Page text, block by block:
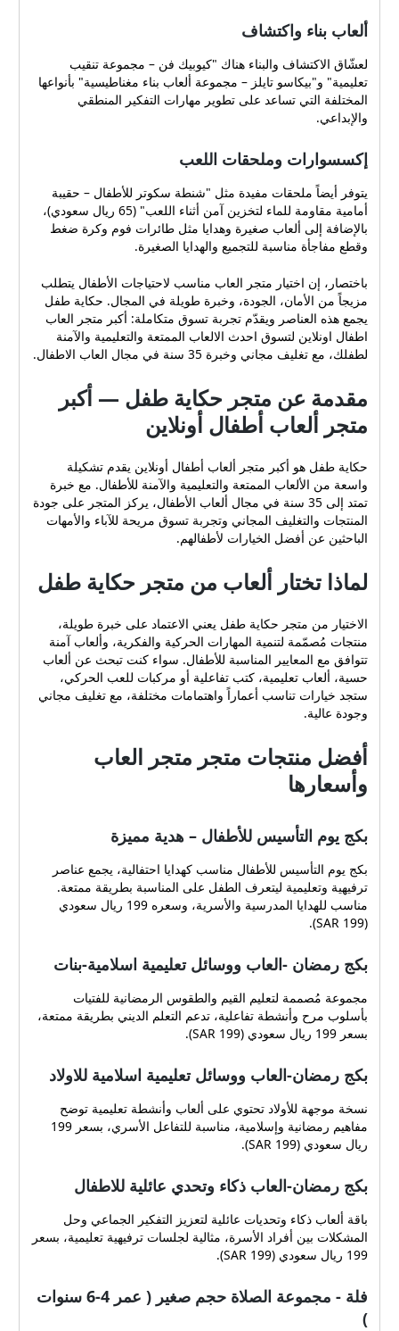
ألعاب بناء واكتشاف
لعشّاق الاكتشاف والبناء هناك "كيوبيك فن – مجموعة تنقيب
تعليمية" و"بيكاسو تايلز – مجموعة ألعاب بناء مغناطيسية" بأنواعها
المختلفة التي تساعد على تطوير مهارات التفكير المنطقي
والإبداعي.
إكسسوارات وملحقات اللعب
يتوفر أيضاً ملحقات مفيدة مثل "شنطة سكوتر للأطفال – حقيبة
أمامية مقاومة للماء لتخزين آمن أثناء اللعب" (65 ريال سعودي)،
بالإضافة إلى ألعاب صغيرة وهدايا مثل طائرات فوم وكرة ضغط
وقطع مفاجأة مناسبة للتجميع والهدايا الصغيرة.
باختصار، إن اختيار متجر العاب مناسب لاحتياجات الأطفال يتطلب
مزيجاً من الأمان، الجودة، وخبرة طويلة في المجال. حكاية طفل
يجمع هذه العناصر ويقدّم تجربة تسوق متكاملة: أكبر متجر العاب
اطفال اونلاين لتسوق احدث الالعاب الممتعة والتعليمية والآمنة
لطفلك، مع تغليف مجاني وخبرة 35 سنة في مجال العاب الاطفال.
مقدمة عن متجر حكاية طفل — أكبر
متجر ألعاب أطفال أونلاين
حكاية طفل هو أكبر متجر ألعاب أطفال أونلاين يقدم تشكيلة
واسعة من الألعاب الممتعة والتعليمية والآمنة للأطفال. مع خبرة
تمتد إلى 35 سنة في مجال ألعاب الأطفال، يركز المتجر على جودة
المنتجات والتغليف المجاني وتجربة تسوق مريحة للآباء والأمهات
الباحثين عن أفضل الخيارات لأطفالهم.
لماذا تختار ألعاب من متجر حكاية طفل
الاختيار من متجر حكاية طفل يعني الاعتماد على خبرة طويلة،
منتجات مُصمّمة لتنمية المهارات الحركية والفكرية، وألعاب آمنة
تتوافق مع المعايير المناسبة للأطفال. سواء كنت تبحث عن ألعاب
حسية، ألعاب تعليمية، كتب تفاعلية أو مركبات للعب الحركي،
ستجد خيارات تناسب أعماراً واهتمامات مختلفة، مع تغليف مجاني
وجودة عالية.
أفضل منتجات متجر متجر العاب
وأسعارها
بكج يوم التأسيس للأطفال – هدية مميزة
بكج يوم التأسيس للأطفال مناسب كهدايا احتفالية، يجمع عناصر
ترفيهية وتعليمية ليتعرف الطفل على المناسبة بطريقة ممتعة.
مناسب للهدايا المدرسية والأسرية، وسعره 199 ريال سعودي
(SAR 199).
بكج رمضان -العاب ووسائل تعليمية اسلامية-بنات
مجموعة مُصممة لتعليم القيم والطقوس الرمضانية للفتيات
بأسلوب مرح وأنشطة تفاعلية، تدعم التعلم الديني بطريقة ممتعة،
بسعر 199 ريال سعودي (SAR 199).
بكج رمضان-العاب ووسائل تعليمية اسلامية للاولاد
نسخة موجهة للأولاد تحتوي على ألعاب وأنشطة تعليمية توضح
مفاهيم رمضانية وإسلامية، مناسبة للتفاعل الأسري، بسعر 199
ريال سعودي (SAR 199).
بكج رمضان-العاب ذكاء وتحدي عائلية للاطفال
باقة ألعاب ذكاء وتحديات عائلية لتعزيز التفكير الجماعي وحل
المشكلات بين أفراد الأسرة، مثالية لجلسات ترفيهية تعليمية، بسعر
199 ريال سعودي (SAR 199).
فلة - مجموعة الصلاة حجم صغير ( عمر 4-6 سنوات
)